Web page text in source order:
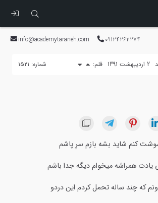
09124262274
info@academytaraneh.com
2 اردیبهشت 1391 قلم: شماره: ۱۵۲۱
کنم شاید بشه بازم سرِ پاشم
یادت همراشه میخوام دیگه جدا باشم
که چند ساله تحمل کردم این دردو